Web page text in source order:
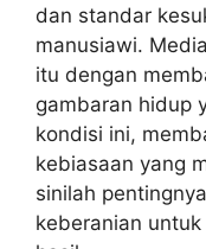
dan standar
manusiawi.
itu dengan
gambaran hidup
kondisi ini,
kebiasaan yang
sinilah
keberanian